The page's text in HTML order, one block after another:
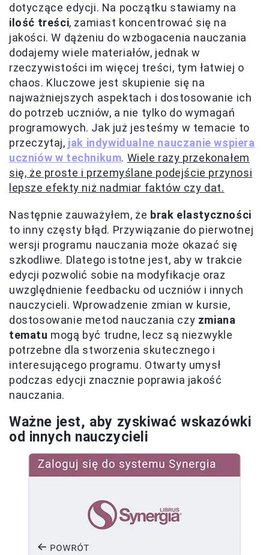
dotyczące edycji. Na początku stawiamy na
ilość treści, zamiast koncentrować się na
jakości. W dążeniu do wzbogacenia nauczania
dodajemy wiele materiałów, jednak w
rzeczywistości im więcej treści, tym łatwiej o
chaos. Kluczowe jest skupienie się na
najważniejszych aspektach i dostosowanie ich
do potrzeb uczniów, a nie tylko do wymagań
programowych. Jak już jesteśmy w temacie to
przeczytaj, jak indywidualne nauczanie wspiera
uczniów w technikum. Wiele razy przekonałem
się, że proste i przemyślane podejście przynosi
lepsze efekty niż nadmiar faktów czy dat.
Następnie zauważyłem, że brak elastyczności
to inny częsty błąd. Przywiązanie do pierwotnej
wersji programu nauczania może okazać się
szkodliwe. Dlatego istotne jest, aby w trakcie
edycji pozwolić sobie na modyfikacje oraz
uwzględnienie feedbacku od uczniów i innych
nauczycieli. Wprowadzenie zmian w kursie,
dostosowanie metod nauczania czy zmiana
tematu mogą być trudne, lecz są niezwykle
potrzebne dla stworzenia skutecznego i
interesującego programu. Otwarty umysł
podczas edycji znacznie poprawia jakość
nauczania.
Ważne jest, aby zyskiwać wskazówki
od innych nauczycieli